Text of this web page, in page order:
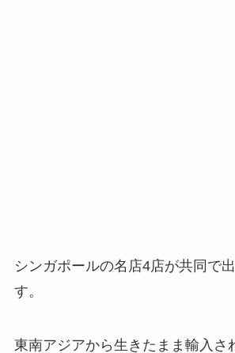
シンガポールの名店4店が共同で
す。
東南アジアから生きたまま輸入さ